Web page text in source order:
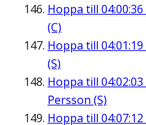
Hoppa till 04:00:36
(C)
Hoppa till 04:01:19
(S)
Hoppa till 04:02:03
Persson (S)
Hoppa till 04:07:12